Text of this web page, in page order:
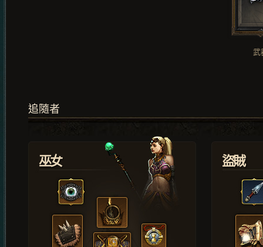
武
追隨者
巫女 盜賊